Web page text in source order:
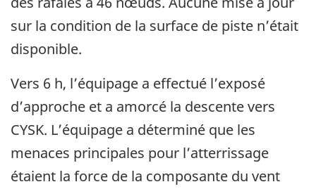
sur la condition de la surface de piste n’était
disponible.
Vers 6 h, l’équipage a effectué l’exposé
d’approche et a amorcé la descente vers
CYSK. L’équipage a déterminé que les
menaces principales pour l’atterrissage
étaient la force de la composante du vent